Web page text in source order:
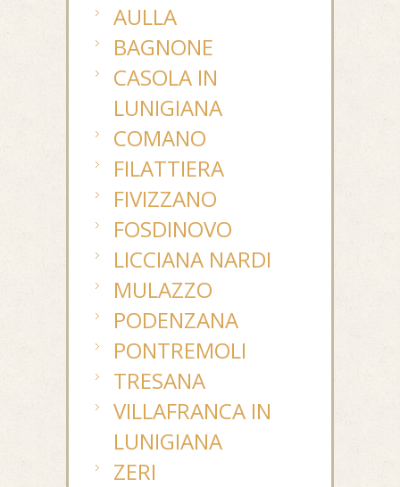
AULLA
BAGNONE
CASOLA IN
LUNIGIANA
COMANO
FILATTIERA
FIVIZZANO
FOSDINOVO
LICCIANA NARDI
MULAZZO
PODENZANA
PONTREMOLI
TRESANA
VILLAFRANCA IN
LUNIGIANA
ZERI